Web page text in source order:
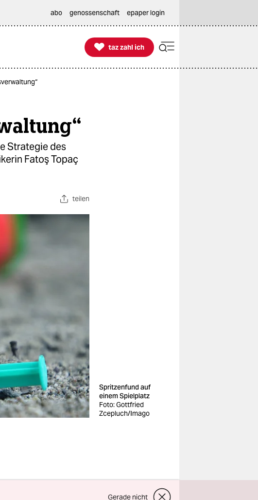
abo genossenschaft epaper login

taz zahl ich
taz zahl ich
Strategie des
Fatoş Topaç
teilen
Spritzenfund auf
einem Spielplatz
Foto: Gottfried
Zcepluch/Imago
in Berlin
Gerade nicht